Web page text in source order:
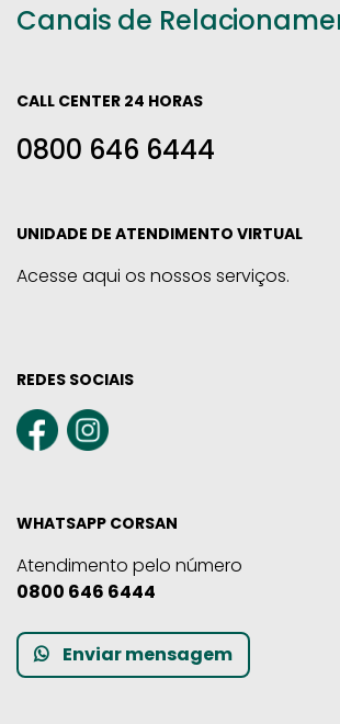
Canais de
CALL CENTER 24 HORAS
0800 646 6444
UNIDADE DE ATENDIMENTO VIRTUAL
Acesse aqui os nossos serviços.
REDES SOCIAIS
WHATSAPP CORSAN
Atendimento pelo número
0800 646 6444
Enviar mensagem